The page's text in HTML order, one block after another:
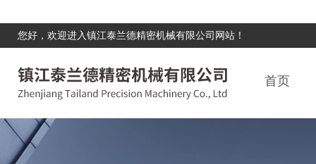
您好，欢迎进入镇江泰兰德精密机械有限公司网站！
首页